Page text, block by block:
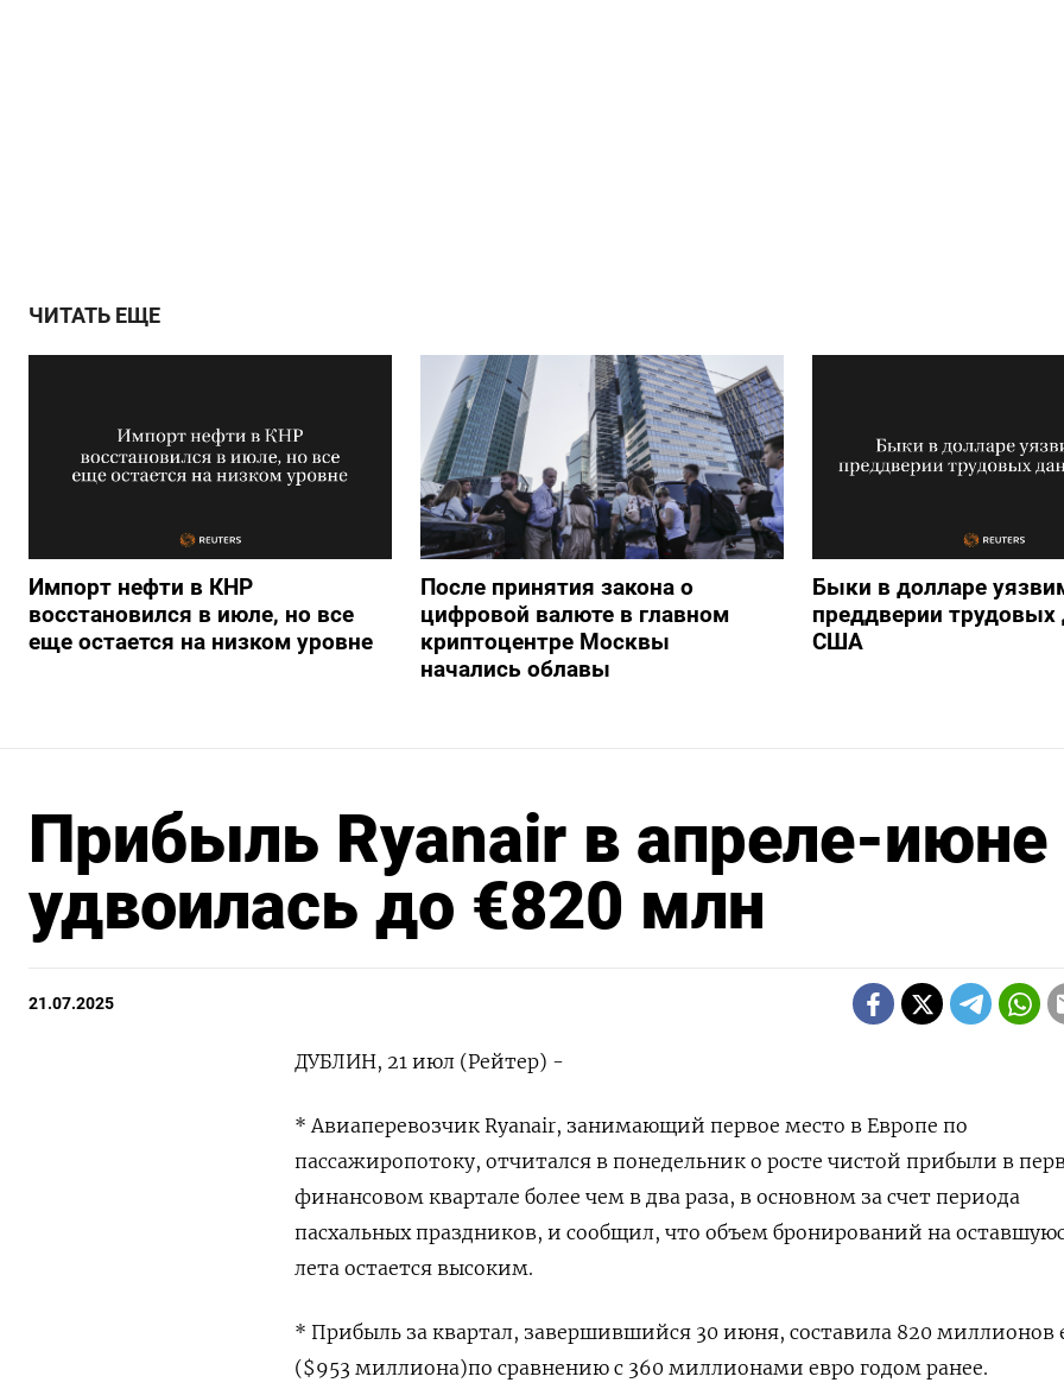
ЧИТАТЬ ЕЩЕ
Импорт нефти в КНР
восстановился в июле, но все
еще остается на низком уровне
После принятия закона о
цифровой валюте в главном
криптоцентре Москвы
начались облавы
Быки в долларе
преддверии
США
Прибыль Ryanair в апреле-июне
удвоилась до €820 млн
21.07.2025
ДУБЛИН, 21 июл (Рейтер) -
* Авиаперевозчик Ryanair, занимающий первое место в Европе по
пассажиропотоку, отчитался в понедельник о росте чистой прибыли в
финансовом квартале более чем в два раза, в основном за счет периода
пасхальных праздников, и сообщил, что объем бронирований на
лета остается высоким.
* Прибыль за квартал, завершившийся 30 июня, составила 820 миллионов
($953 миллиона)по сравнению с 360 миллионами евро годом ранее.